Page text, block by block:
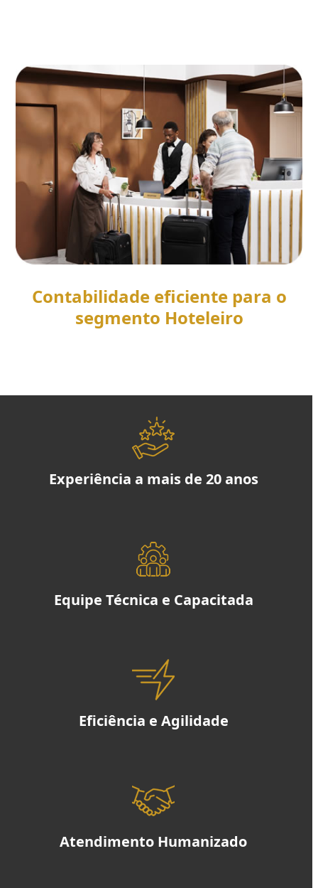
Contabilidade eficiente para o
segmento Hoteleiro
Experiência a mais de 20 anos
Equipe Técnica e Capacitada
Eficiência e Agilidade
Atendimento Humanizado